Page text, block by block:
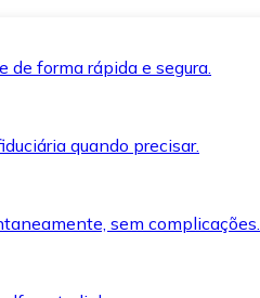
de forma rápida e segura.
quando precisar.
sem complicações.